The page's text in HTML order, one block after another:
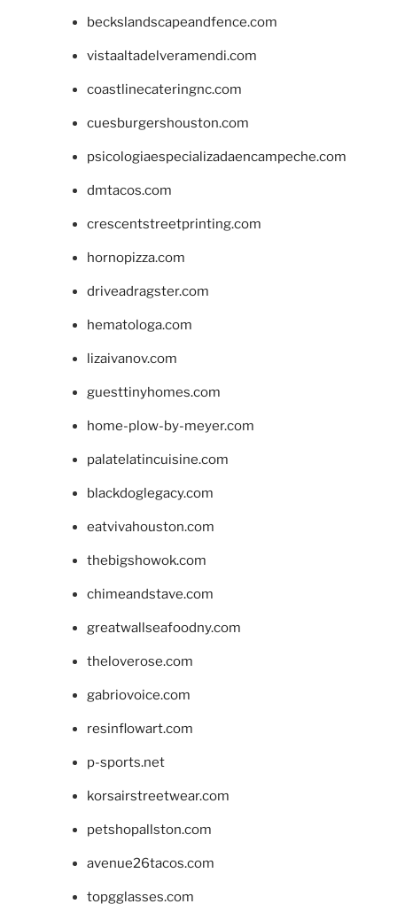
beckslandscapeandfence.com
vistaaltadelveramendi.com
coastlinecateringnc.com
cuesburgershouston.com
psicologiaespecializadaencampeche.com
dmtacos.com
crescentstreetprinting.com
hornopizza.com
driveadragster.com
hematologa.com
lizaivanov.com
guesttinyhomes.com
home-plow-by-meyer.com
palatelatincuisine.com
blackdoglegacy.com
eatvivahouston.com
thebigshowok.com
chimeandstave.com
greatwallseafoodny.com
theloverose.com
gabriovoice.com
resinflowart.com
p-sports.net
korsairstreetwear.com
petshopallston.com
avenue26tacos.com
topgglasses.com